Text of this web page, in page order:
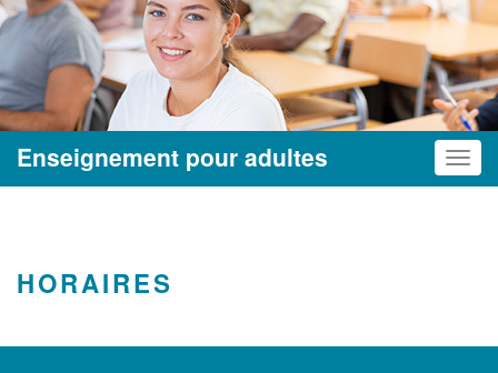
Enseignement pour adultes
HORAIRES